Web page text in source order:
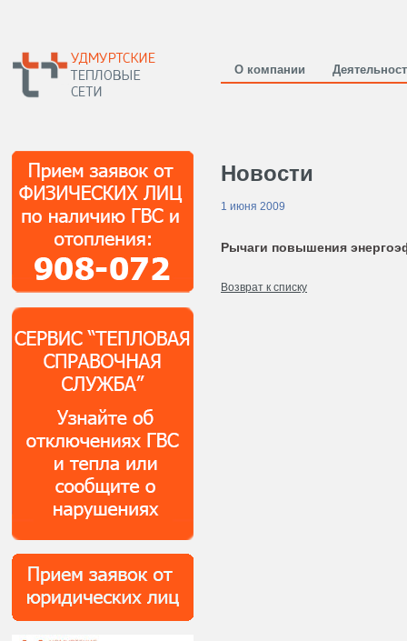
О компании
Новости
1 июня 2009
Рычаги повышения
Возврат к списку